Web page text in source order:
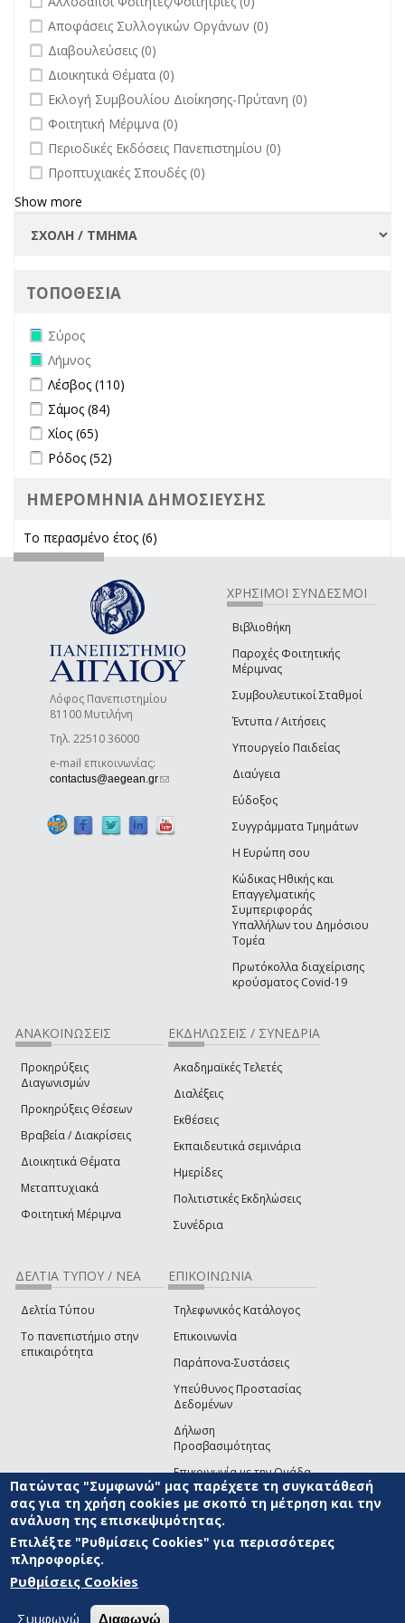
undefined
Αποφάσεις Συλλογικών Οργάνων (0)
undefined
Διαβουλεύσεις (0)
undefined
Διοικητικά Θέματα (0)
undefined
Εκλογή Συμβουλίου Διοίκησης-Πρύτανη (0)
undefined
Φοιτητική Μέριμνα (0)
undefined
Περιοδικές Εκδόσεις Πανεπιστημίου (0)
undefined
Προπτυχιακές Σπουδές (0)
Show more
ΤΟΠΟΘΕΣΙΑ
Remove Σύρος filter
Σύρος
Remove Λήμνος filter
Λήμνος
Apply Λέσβος filter
Λέσβος (110)
Apply Σάμος filter
Σάμος (84)
Apply Χίος filter
Χίος (65)
Apply Ρόδος filter
Ρόδος (52)
ΗΜΕΡΟΜΗΝΙΑ ΔΗΜΟΣΙΕΥΣΗΣ
Το περασμένο έτος (6)
Λόφος Πανεπιστημίου
81100 Μυτιλήνη
Τηλ. 22510 36000
e-mail επικοινωνίας:
contactus@aegean.gr(link sends e-mail)
ΧΡΗΣΙΜΟΙ ΣΥΝΔΕΣΜΟΙ
Βιβλιοθήκη
Παροχές Φοιτητικής
Μέριμνας
Συμβουλευτικοί Σταθμοί
Έντυπα / Αιτήσεις
Υπουργείο Παιδείας
Διαύγεια
Εύδοξος
Συγγράμματα Τμημάτων
Η Ευρώπη σου
Κώδικας Ηθικής και
Επαγγελματικής
Συμπεριφοράς
Υπαλλήλων του Δημόσιου
Τομέα
Πρωτόκολλα διαχείρισης
κρούσματος Covid-19
ΑΝΑΚΟΙΝΩΣΕΙΣ
Προκηρύξεις
Διαγωνισμών
Προκηρύξεις Θέσεων
Βραβεία / Διακρίσεις
Διοικητικά Θέματα
Μεταπτυχιακά
Φοιτητική Μέριμνα
ΕΚΔΗΛΩΣΕΙΣ / ΣΥΝΕΔΡΙΑ
Ακαδημαϊκές Τελετές
Διαλέξεις
Εκθέσεις
Εκπαιδευτικά σεμινάρια
Ημερίδες
Πολιτιστικές Εκδηλώσεις
Συνέδρια
ΔΕΛΤΙΑ ΤΥΠΟΥ / ΝΕΑ
Δελτία Τύπου
Το πανεπιστήμιο στην
επικαιρότητα
ΕΠΙΚΟΙΝΩΝΙΑ
Τηλεφωνικός Κατάλογος
Επικοινωνία
Παράπονα-Συστάσεις
Υπεύθυνος Προστασίας
Δεδομένων
Δήλωση
Προσβασιμότητας
Επικοινωνία με την Ομάδα
Ανάπτυξης του site(link sends e-mail)
© ΠΑΝΕΠΙΣΤΗΜΙΟ ΑΙΓΑΙΟΥ ΟΡΟΙ ΧΡΗΣΗΣ
ΑΝΑΠΤΥΞΗΣ
Πατώντας "Συμφωνώ" μας παρέχετε τη συγκατάθεσή
σας για τη χρήση cookies με σκοπό τη μέτρηση και την
ανάλυση της επισκεψιμότητας.
Επιλέξτε "Ρυθμίσεις Cookies" για περισσότερες
πληροφορίες.
Ρυθμίσεις Cookies
Συμφωνώ Διαφωνώ